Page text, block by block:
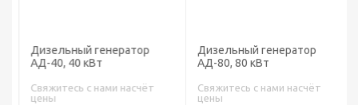
Дизельный генератор
АД-40, 40 кВт
Свяжитесь с нами насчёт
цены
Дизельный генератор
АД-80, 80 кВт
Свяжитесь с нами насчёт
цены